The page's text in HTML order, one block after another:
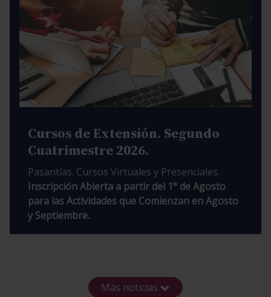
Cursos de Extensión. Segundo
Cuatrimestre 2026.
Pasantías. Cursos Virtuales y Presenciales.
Inscripción Abierta a partir del 1° de Agosto
para las Actividades que Comienzan en Agosto
y Septiembre.
Más noticias